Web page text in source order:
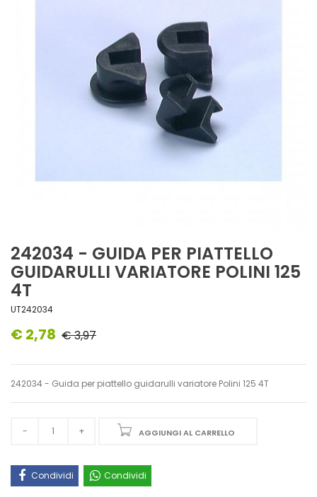
242034 - GUIDA PER PIATTELLO
GUIDARULLI VARIATORE POLINI 125
4T
UT242034
€ 2,78 € 3,97
242034 - Guida per piattello guidarulli variatore Polini 125 4T
AGGIUNGI AL CARRELLO
Condividi Condividi